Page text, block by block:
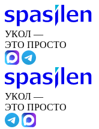
УКОЛ —
ЭТО ПРОСТО
УКОЛ —
ЭТО ПРОСТО